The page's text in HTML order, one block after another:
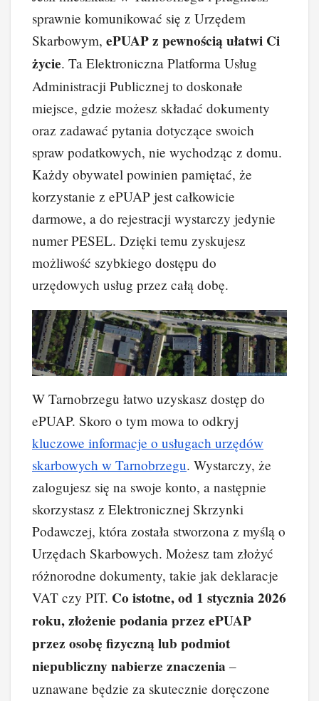
e
b
o
o
k
e
st
e
dI
n
di
t
p
y
Li
n
k
sprawnie komunikować się z Urzędem
Skarbowym, ePUAP z pewnością ułatwi Ci
życie. Ta Elektroniczna Platforma Usług
Administracji Publicznej to doskonałe
miejsce, gdzie możesz składać dokumenty
oraz zadawać pytania dotyczące swoich
spraw podatkowych, nie wychodząc z domu.
Każdy obywatel powinien pamiętać, że
korzystanie z ePUAP jest całkowicie
darmowe, a do rejestracji wystarczy jedynie
numer PESEL. Dzięki temu zyskujesz
możliwość szybkiego dostępu do
urzędowych usług przez całą dobę.
W Tarnobrzegu łatwo uzyskasz dostęp do
ePUAP. Skoro o tym mowa to odkryj
kluczowe informacje o usługach urzędów
skarbowych w Tarnobrzegu. Wystarczy, że
zalogujesz się na swoje konto, a następnie
skorzystasz z Elektronicznej Skrzynki
Podawczej, która została stworzona z myślą o
Urzędach Skarbowych. Możesz tam złożyć
różnorodne dokumenty, takie jak deklaracje
VAT czy PIT. Co istotne, od 1 stycznia 2026
roku, złożenie podania przez ePUAP
przez osobę fizyczną lub podmiot
niepubliczny nabierze znaczenia –
uznawane będzie za skutecznie doręczone